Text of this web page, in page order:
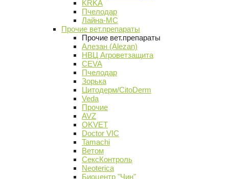
KRKA
Пчелодар
Лайна-МС
Прочие вет.препараты
Прочие вет.препараты
Алезан (Alezan)
НВЦ Агроветзащита
CEVA
Пчелодар
Зорька
Цитодерм/CitoDerm
Veda
Прочие
AVZ
OKVET
Doctor VIC
Tamachi
Ветом
СексКонтроль
Neoterica
Биоцентр "Чин"